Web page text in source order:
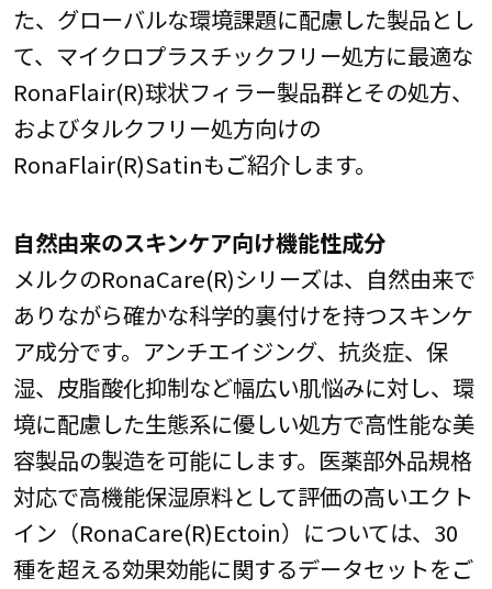
た、グローバルな環境課題に配慮した製品とし
て、マイクロプラスチックフリー処方に最適な
RonaFlair(R)球状フィラー製品群とその処方、
およびタルクフリー処方向けの
RonaFlair(R)Satinもご紹介します。
自然由来のスキンケア向け機能性成分
メルクのRonaCare(R)シリーズは、自然由来で
ありながら確かな科学的裏付けを持つスキンケ
ア成分です。アンチエイジング、抗炎症、保
湿、皮脂酸化抑制など幅広い肌悩みに対し、環
境に配慮した生態系に優しい処方で高性能な美
容製品の製造を可能にします。医薬部外品規格
対応で高機能保湿原料として評価の高いエクト
イン（RonaCare(R)Ectoin）については、30
種を超える効果効能に関するデータセットをご